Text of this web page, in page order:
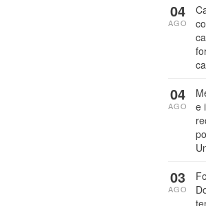
04
AGO
e
04
AGO
03
AGO